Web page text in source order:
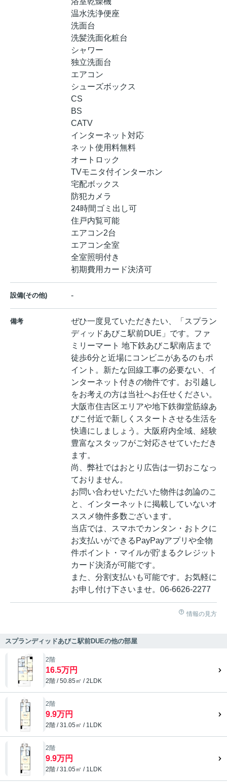
温水洗浄便座
洗面台
洗髪洗面化粧台
シャワー
独立洗面台
エアコン
シューズボックス
CS
BS
CATV
インターネット対応
ネット使用料無料
オートロック
TVモニタ付インターホン
宅配ボックス
防犯カメラ
24時間ゴミ出し可
住戸内覧可能
エアコン2台
エアコン全室
全室照明付き
初期費用カード決済可
設備(その他) -
備考
ぜひ一度見ていただきたい、「スプラン
ディッドあびこ駅前DUE」です。ファ
ミリーマート 地下鉄あびこ駅南店まで
徒歩6分と近場にコンビニがあるのもポ
イント。新たな回線工事の必要ない、イ
ンターネット付きの物件です。お引越し
をお考えの方は当社へお任せください。
大阪市住吉区エリアや地下鉄御堂筋線あ
びこ付近で新しくスタートさせる生活を
快適にしましょう。大阪府内全域、経験
豊富なスタッフがご対応させていただき
ます。
尚、弊社ではおとり広告は一切おこなっ
ておりません。
お問い合わせいただいた物件は勿論のこ
と、インターネットに掲載していないオ
ススメ物件多数ございます。
当店では、スマホでカンタン・おトクに
お支払いができるPayPayアプリや全物
件ポイント・マイルが貯まるクレジット
カード決済が可能です。
また、分割支払いも可能です。お気軽に
お申し付け下さいませ。06-6626-2277
情報の見方
スプランディッドあびこ駅前DUEの他の部屋
2階
16.5万円
2階 / 50.85㎡ / 2LDK
2階
9.9万円
2階 / 31.05㎡ / 1LDK
2階
9.9万円
2階 / 31.05㎡ / 1LDK